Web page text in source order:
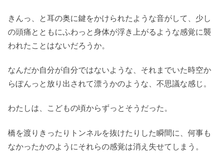
きんっ、と耳の奥に鍵をかけられたような音がして、少し
の頭痛とともにふわっと身体が浮き上がるような感覚に襲
われたことはないだろうか。
なんだか自分が自分ではないような、それまでいた時空か
らぽんっと放り出されて漂うかのような、不思議な感じ。
わたしは、こどもの頃からずっとそうだった。
橋を渡りきったりトンネルを抜けたりした瞬間に、何事も
なかったかのようにそれらの感覚は消え失せてしまう。